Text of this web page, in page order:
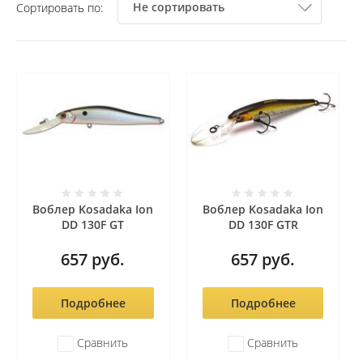
Сортировать по: Не сортировать
Воблер Kosadaka Ion
DD 130F GT
657 руб.
Подробнее
Сравнить
Воблер Kosadaka Ion
DD 130F GTR
657 руб.
Подробнее
Сравнить